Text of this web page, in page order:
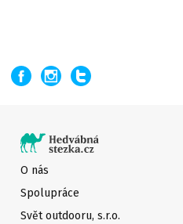
O nás
Spolupráce
Svět outdooru, s.r.o.